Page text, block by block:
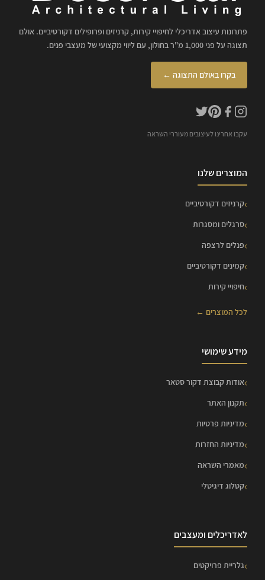
פתרונות עיצוב אדריכלי לחיפויי קירות, קרניזים ופרופילים דקורטיביים. אולם
תצוגה על פני 1,000 מ"ר בחולון, עם ליווי מקצועי של מעצבי פנים.
בקרו באולם התצוגה ←
עקבו אחרינו לעיצובים מעוררי השראה
המוצרים שלנו
קרניזים דקורטיביים
סרגלים ומסגרות
פנלים לרצפה
קמינים דקורטיביים
חיפויי קירות
לכל המוצרים ←
מידע שימושי
אודות קבוצת דקור סטאר
תקנון האתר
מדיניות פרטיות
מדיניות החזרות
מאמרי השראה
קטלוג דיגיטלי
לאדריכלים ומעצבים
גלריית פרויקטים